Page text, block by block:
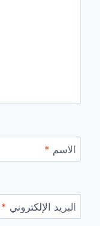
الاسم *
البريد الإلكتروني *